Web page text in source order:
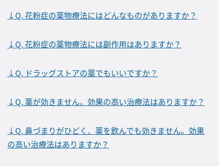
↓Q. 花粉症の薬物療法にはどんなものがありますか？
↓Q. 花粉症の薬物療法には副作用はありますか？
↓Q. ドラッグストアの薬でもいいですか？
↓Q. 薬が効きません。効果の高い治療法はありますか？
↓Q. 鼻づまりがひどく、薬を飲んでも効きません。効果
の高い治療法はありますか？